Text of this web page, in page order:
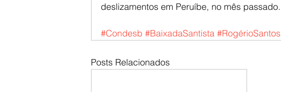
deslizamentos em Peruíbe, no mês passado.
#Condesb #BaixadaSantista #RogérioSantos
Posts Relacionados